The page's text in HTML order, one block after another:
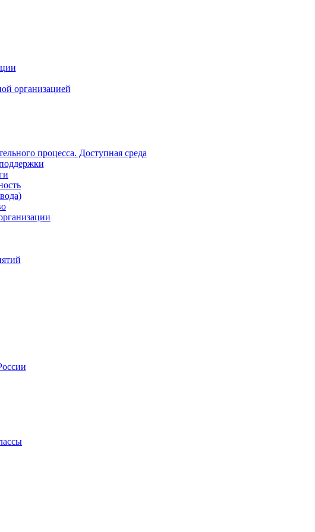
организацией
процесса. Доступная среда